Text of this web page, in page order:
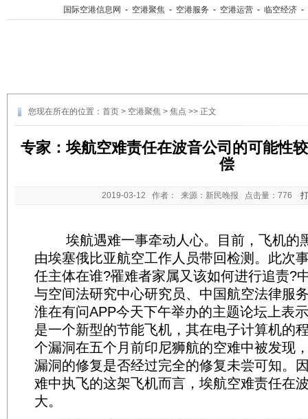
国际空港信息网 - 空港聚焦 - 空港服务 - 空港运营 - 临空经济 -
您现在所在的位置： 首页 > 空港聚焦 > 焦点 >> 正文
专家：埃航空难责任在波音公司的可能性
偿
2019-03-12 作者： 来源：新民晚报 点击量： 776
埃航遇难一事牵动人心。目前，飞机的
由埃塞俄比亚航空工作人员带回检测。此次
任主体在谁?罹难者家属又该如何进行追责?
与空间法研究中心研究员、中国航空法律服
淮在有问APP今天下午举办的主题论坛上表
是一个新型的节能飞机，其在电子计算机的
个漏洞在五个月前印尼狮航的空难中被发现
漏洞的修复是否经过完全的修复未尝可知。
难中执飞的这架飞机而言，埃航空难责任在
大。